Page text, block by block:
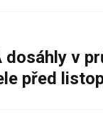
dosáhly v
před